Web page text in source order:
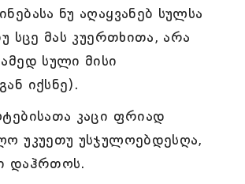
ნუ აღაყვანებ სულსა
სცე მას კუერთხითა, არა
სული მისი
იქსნე).
კაცი ფრიად
უკუეთუ უსჯულოებდესღა,
დაჰრთოს.